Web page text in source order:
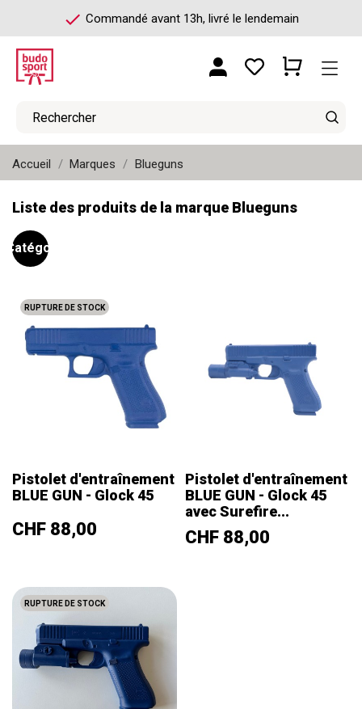
check Commandé avant 13h, livré le lendemain
Accueil Marques Blueguns
Liste des produits de la marque Blueguns
Catégories
RUPTURE DE STOCK
Pistolet d'entraînement
BLUE GUN - Glock 45
Prix
CHF 88,00
Pistolet d'entraînement
BLUE GUN - Glock 45
avec Surefire...
Prix
CHF 88,00
RUPTURE DE STOCK